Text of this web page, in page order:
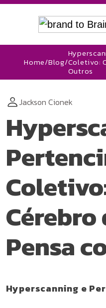
Home/Blog/Coletivo:
Outros
Jackson Cionek
Cérebro
Pensa
Hyperscanning e